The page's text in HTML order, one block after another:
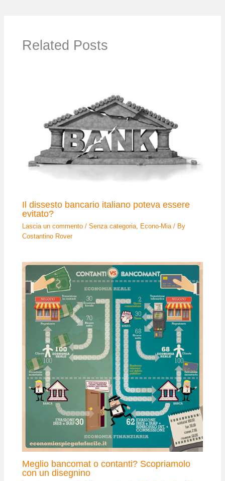
Related Posts
Il dissesto bancario italiano poteva essere
evitato?
Lascia un commento /Senza categoria, Econo-Mia/ By
Costantino Rover
Meglio bancomat o contanti? Scopriamolo
con un disegnino